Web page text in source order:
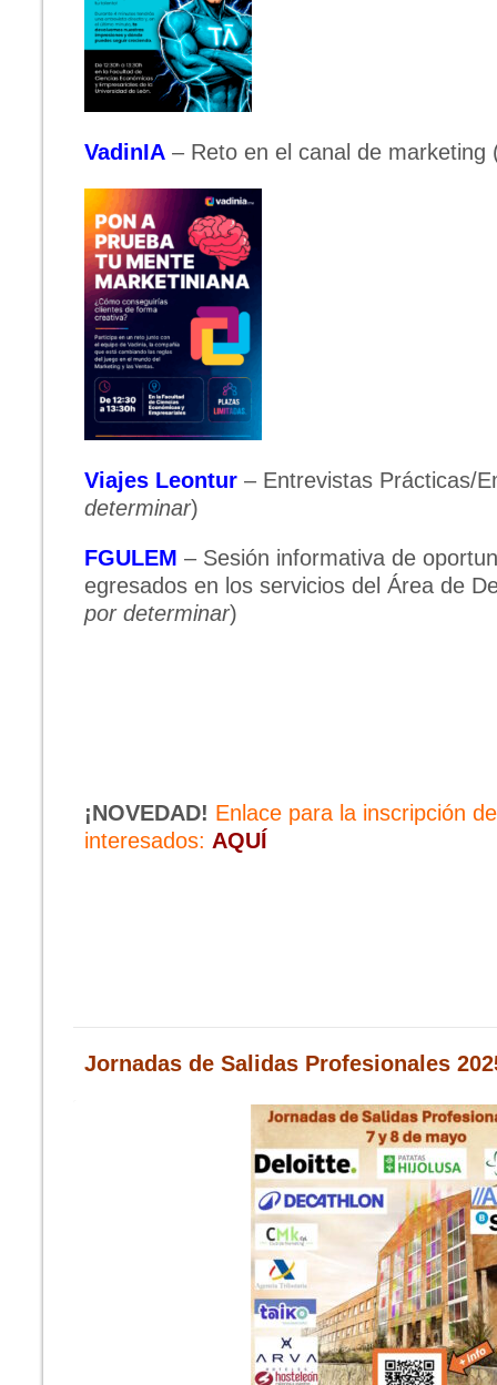
VadinIA– Reto en el canal de marketing
Viajes Leontur– Entrevistas Prácticas/
determinar)
FGULEM – Sesión informativa de
egresados en los servicios del Área de
por determinar)
¡NOVEDAD! Enlace para la inscripción
interesados: AQUÍ
Jornadas de Salidas Profesionales